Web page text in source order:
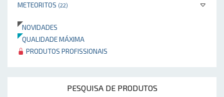
METEORITOS (22)
NOVIDADES
QUALIDADE MÁXIMA
PRODUTOS PROFISSIONAIS
PESQUISA DE PRODUTOS